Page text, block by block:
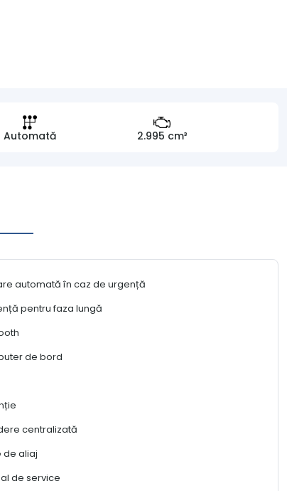
Automată 2.995 cm³
automată în caz de urgență
pentru faza lungă
de bord
centralizată
de aliaj
de service